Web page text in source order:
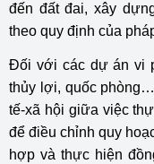
đến đất đai, xây
theo quy định của
Đối với các dự án vi
thủy lợi, quốc
tế-xã hội giữa việc
để điều chỉnh quy
hợp và thực hiện